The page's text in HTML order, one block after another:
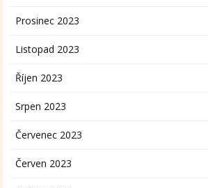
Prosinec 2023
Listopad 2023
Říjen 2023
Srpen 2023
Červenec 2023
Červen 2023